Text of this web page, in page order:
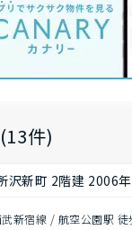
件)
沢新町 2階建 2006
新宿線 / 航空公園駅 徒